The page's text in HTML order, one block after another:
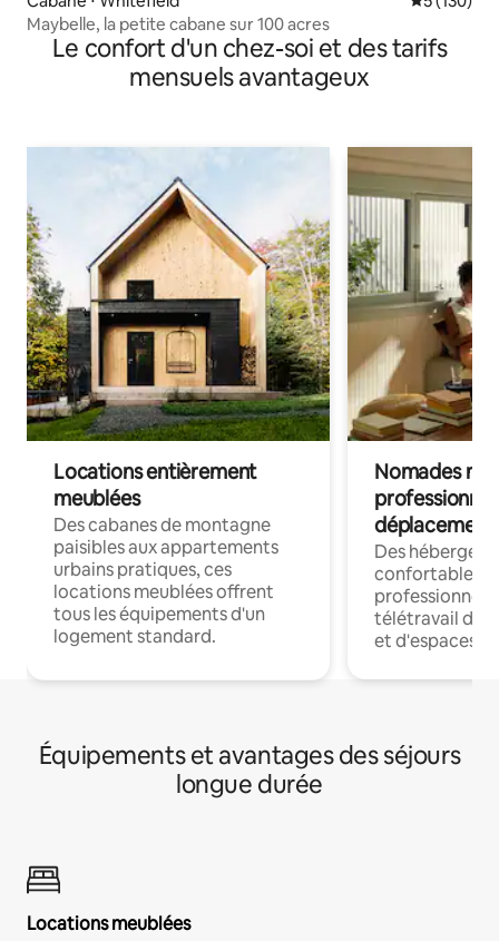
Maybelle, la petite cabane sur 100 acres
Le confort d'un chez-soi et des tarifs
mensuels avantageux
Locations entièrement
meublées
Des cabanes de montagne
paisibles aux appartements
urbains pratiques, ces
locations meublées offrent
tous les équipements d'un
logement standard.
Nomades
déplacement
Des
confortables
professionnels
télétravail
et d'espaces
Équipements et avantages des séjours
longue durée
Locations meublées